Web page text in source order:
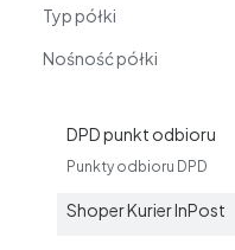
Typ półki
Nośność półki
DPD punkt odbioru
Punkty odbioru DPD
Shoper Kurier InPost